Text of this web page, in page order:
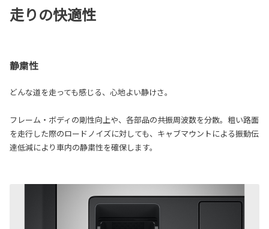
走りの快適性
静粛性
どんな道を走っても感じる、心地よい静けさ。
フレーム・ボディの剛性向上や、各部品の共振周波数を分散。粗い路面
を走行した際のロードノイズに対しても、キャブマウントによる振動伝
達低減により車内の静粛性を確保します。